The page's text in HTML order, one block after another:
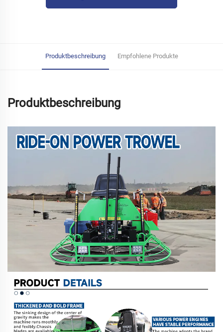
Produktbeschreibung Empfohlene Produkte
Produktbeschreibung